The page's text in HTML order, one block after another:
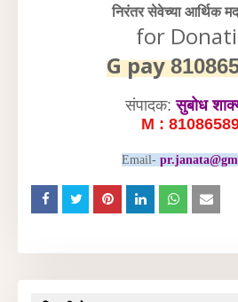
निरंतर सेवेच्या आर्थिक
for
G pay
संपादक:सुबोध
M :
Email-